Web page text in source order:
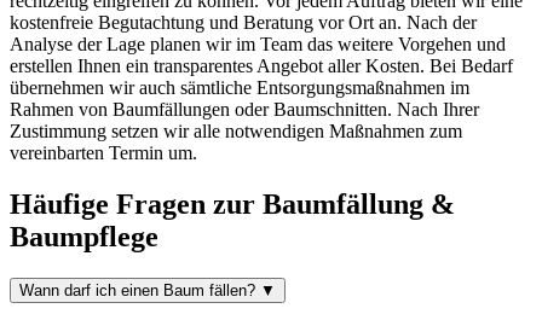
kostenfreie Begutachtung und Beratung vor Ort an. Nach der
Analyse der Lage planen wir im Team das weitere Vorgehen und
erstellen Ihnen ein transparentes Angebot aller Kosten. Bei Bedarf
übernehmen wir auch sämtliche Entsorgungsmaßnahmen im
Rahmen von Baumfällungen oder Baumschnitten. Nach Ihrer
Zustimmung setzen wir alle notwendigen Maßnahmen zum
vereinbarten Termin um.
Häufige Fragen zur Baumfällung &
Baumpflege
Wann darf ich einen Baum fällen? ▼